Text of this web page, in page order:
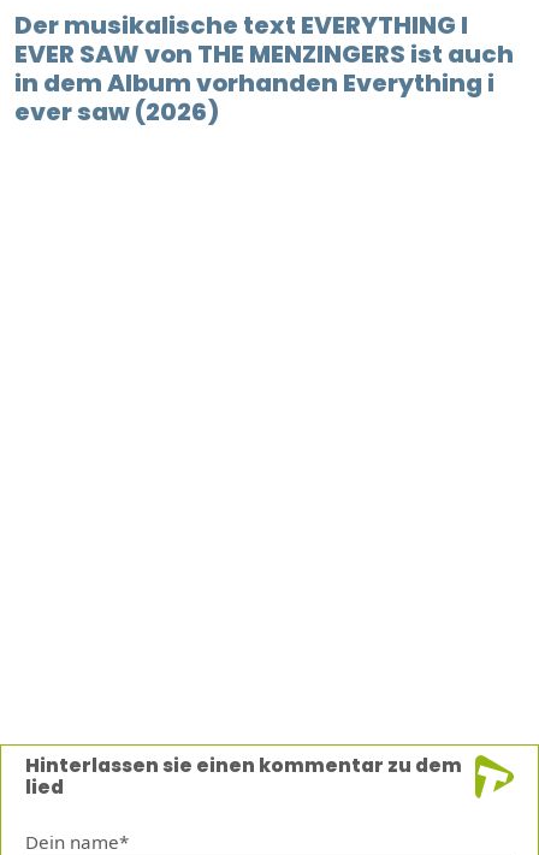
Der musikalische text EVERYTHING I
EVER SAW von THE MENZINGERS ist auch
in dem Album vorhanden Everything i
ever saw (2026)
Hinterlassen sie einen kommentar zu dem
lied
Dein name*